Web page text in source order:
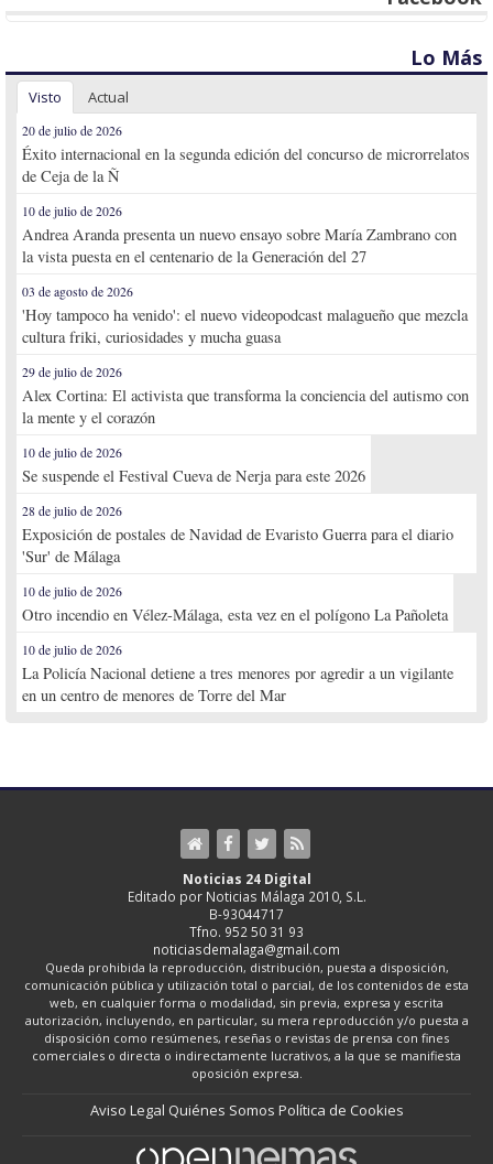
Lo Más
Visto Actual
20 de julio de 2026
Éxito internacional en la segunda edición del concurso de microrrelatos
de Ceja de la Ñ
10 de julio de 2026
Andrea Aranda presenta un nuevo ensayo sobre María Zambrano con
la vista puesta en el centenario de la Generación del 27
03 de agosto de 2026
'Hoy tampoco ha venido': el nuevo videopodcast malagueño que mezcla
cultura friki, curiosidades y mucha guasa
29 de julio de 2026
Alex Cortina: El activista que transforma la conciencia del autismo con
la mente y el corazón
10 de julio de 2026
Se suspende el Festival Cueva de Nerja para este 2026
28 de julio de 2026
Exposición de postales de Navidad de Evaristo Guerra para el diario
'Sur' de Málaga
10 de julio de 2026
Otro incendio en Vélez-Málaga, esta vez en el polígono La Pañoleta
10 de julio de 2026
La Policía Nacional detiene a tres menores por agredir a un vigilante
en un centro de menores de Torre del Mar
Noticias 24 Digital
Editado por Noticias Málaga 2010, S.L.
B-93044717
Tfno. 952 50 31 93
noticiasdemalaga@gmail.com
Queda prohibida la reproducción, distribución, puesta a disposición,
comunicación pública y utilización total o parcial, de los contenidos de esta
web, en cualquier forma o modalidad, sin previa, expresa y escrita
autorización, incluyendo, en particular, su mera reproducción y/o puesta a
disposición como resúmenes, reseñas o revistas de prensa con fines
comerciales o directa o indirectamente lucrativos, a la que se manifiesta
oposición expresa.
Aviso Legal Quiénes Somos Política de Cookies